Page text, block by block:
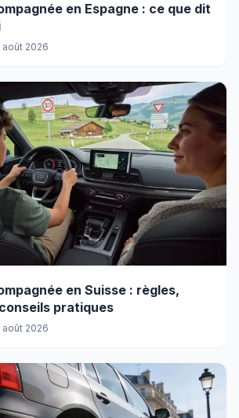
en Espagne : ce que dit
août 2026
en Suisse : règles,
pratiques
août 2026